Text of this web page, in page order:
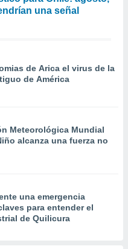
una señal
de Arica el virus de la
de América
Meteorológica Mundial
alcanza una fuerza no
una emergencia
para entender el
de Quilicura